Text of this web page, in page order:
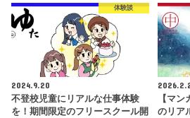
体験談
2024.9.20
不登校児童にリアルな仕事体験
を！期間限定のフリースクール開
【マ
のリア